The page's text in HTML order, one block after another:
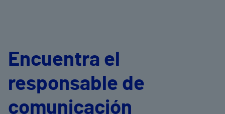
Encuentra el
responsable de
comunicación